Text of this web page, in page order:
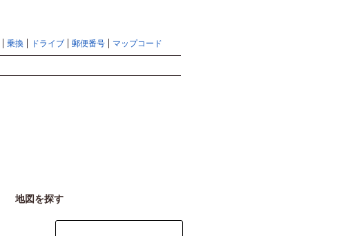
乗換 ドライブ 郵便番号 マップコード
地図を探す